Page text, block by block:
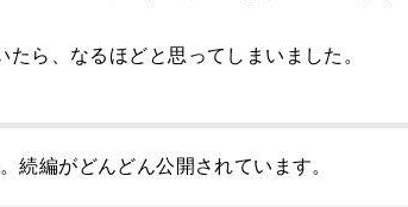
たら、なるほどと思ってしまいました。
続編がどんどん公開されています。